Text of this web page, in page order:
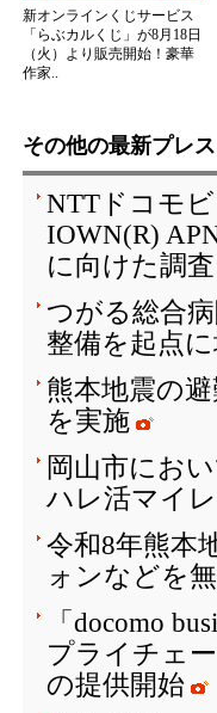
新オンラインくじサービス
「らぶカルくじ」が8月18日
（火）より販売開始！豪華
作家..
その他の最新プレ
NTTドコモ
IOWN(R)
に向けた調
つがる総合
整備を起点
熊本地震の
を実施
岡山市にお
ハレ活マイ
令和8年熊本
ォンなどを
「docomo
プライチェ
の提供開始